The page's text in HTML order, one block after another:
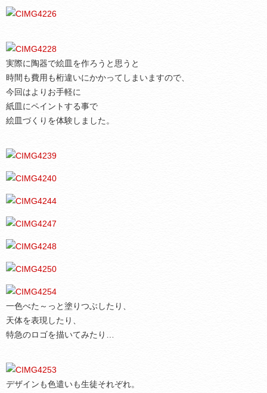
実際に陶器で絵皿を作ろうと思うと
時間も費用も桁違いにかかってしまいますので、
今回はよりお手軽に
紙皿にペイントする事で
絵皿づくりを体験しました。
一色べた～っと塗りつぶしたり、
天体を表現したり、
特急のロゴを描いてみたり…
デザインも色遣いも生徒それぞれ。